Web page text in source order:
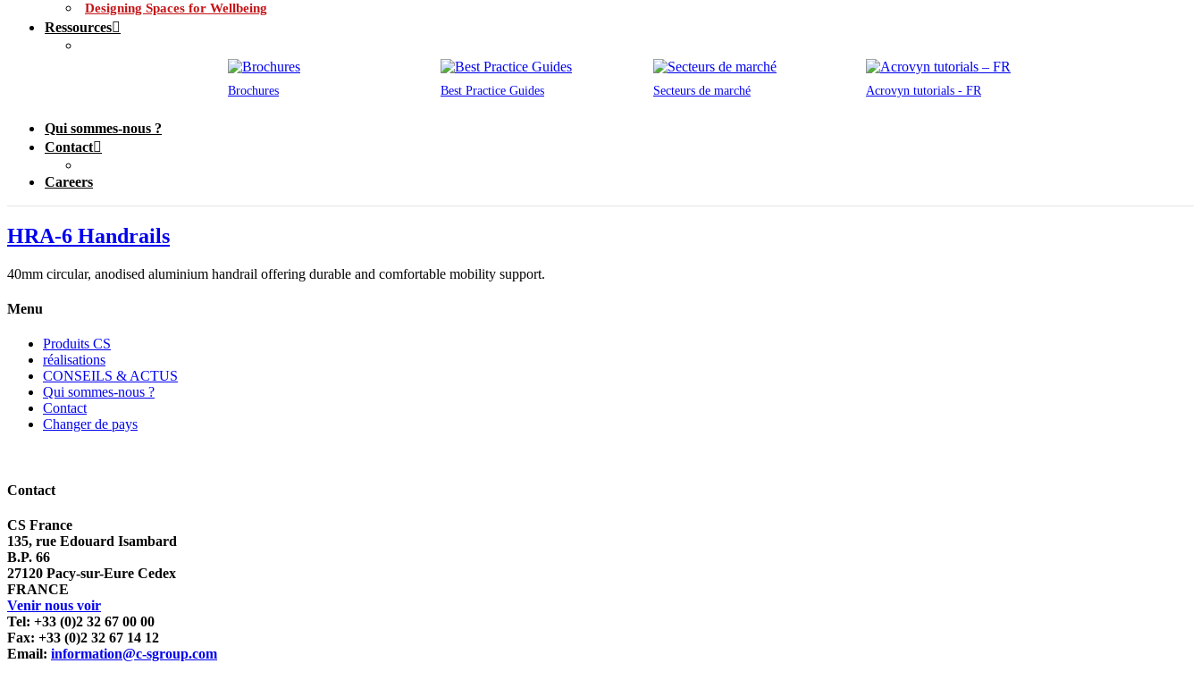
Designing Spaces for Wellbeing
Ressources
Brochures Best Practice Guides Secteurs de marché Acrovyn tutorials - FR
Qui sommes-nous ?
Contact
Careers
HRA-6 Handrails
40mm circular, anodised aluminium handrail offering durable and comfortable mobility support.
Menu
Produits CS
réalisations
CONSEILS & ACTUS
Qui sommes-nous ?
Contact
Changer de pays
Contact
CS France
135, rue Edouard Isambard
B.P. 66
27120 Pacy-sur-Eure Cedex
FRANCE
Venir nous voir
Tel: +33 (0)2 32 67 00 00
Fax: +33 (0)2 32 67 14 12
Email: information@c-sgroup.com